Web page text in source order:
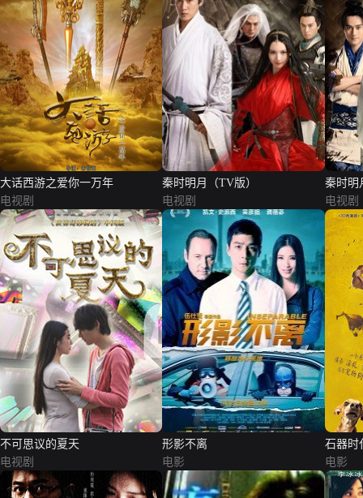
大话西游之爱你一万年
电视剧
秦时明月（TV版）
电视剧
秦时明
电视剧
不可思议的夏天
电视剧
形影不离
电影
石器时
电影